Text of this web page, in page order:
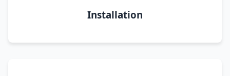
Installation